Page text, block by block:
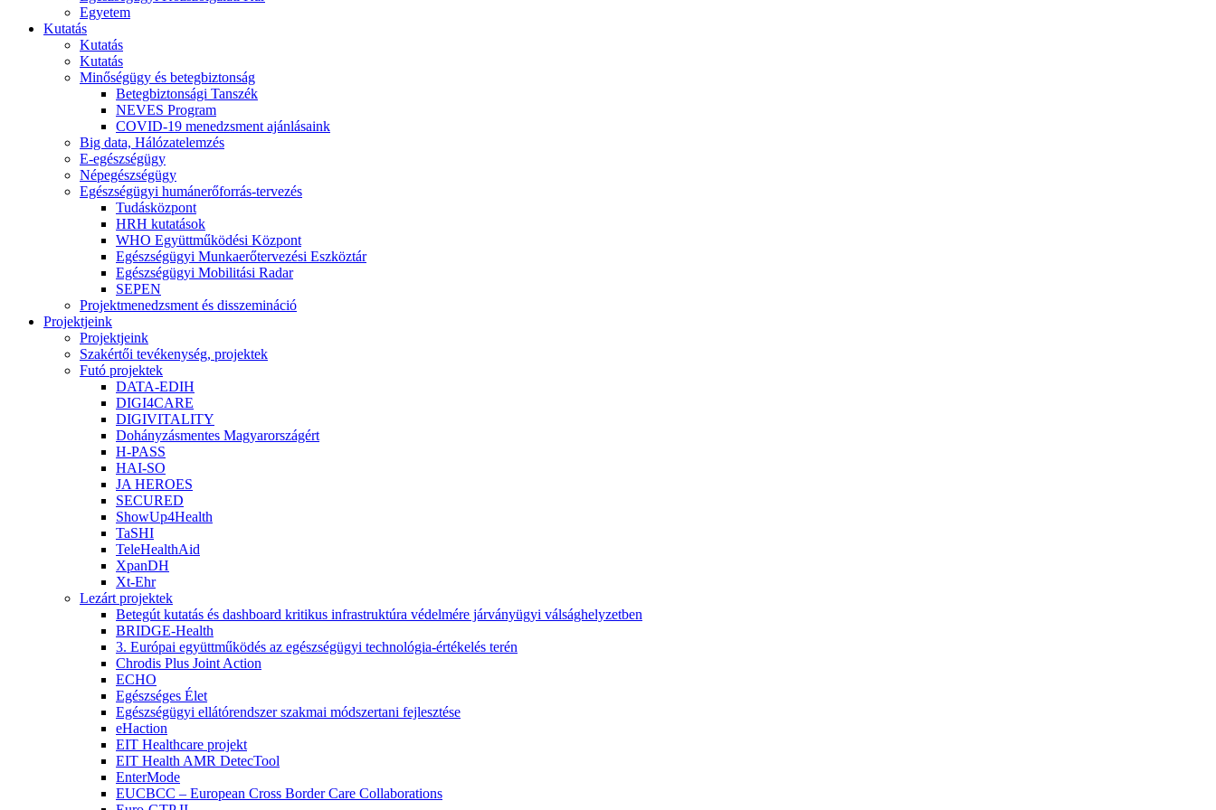
Egyetem
Kutatás
Kutatás
Kutatás
Minőségügy és betegbiztonság
Betegbiztonsági Tanszék
NEVES Program
COVID-19 menedzsment ajánlásaink
Big data, Hálózatelemzés
E-egészségügy
Népegészségügy
Egészségügyi humánerőforrás-tervezés
Tudásközpont
HRH kutatások
WHO Együttműködési Központ
Egészségügyi Munkaerőtervezési Eszköztár
Egészségügyi Mobilitási Radar
SEPEN
Projektmenedzsment és disszemináció
Projektjeink
Projektjeink
Szakértői tevékenység, projektek
Futó projektek
DATA-EDIH
DIGI4CARE
DIGIVITALITY
Dohányzásmentes Magyarországért
H-PASS
HAI-SO
JA HEROES
SECURED
ShowUp4Health
TaSHI
TeleHealthAid
XpanDH
Xt-Ehr
Lezárt projektek
Betegút kutatás és dashboard kritikus infrastruktúra védelmére járványügyi válsághelyzetben
BRIDGE-Health
3. Európai együttműködés az egészségügyi technológia-értékelés terén
Chrodis Plus Joint Action
ECHO
Egészséges Élet
Egészségügyi ellátórendszer szakmai módszertani fejlesztése
eHaction
EIT Healthcare projekt
EIT Health AMR DetecTool
EnterMode
EUCBCC – European Cross Border Care Collaborations